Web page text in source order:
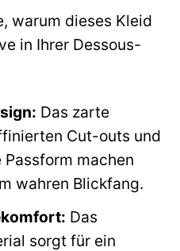
warum dieses Kleid
in Ihrer Dessous-
Das zarte
Cut-outs und
machen
wahren Blickfang.
Das
sorgt für ein